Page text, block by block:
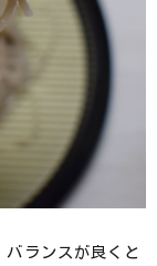
ランスが良くと